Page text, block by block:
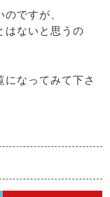
ですが、
はないと思うの
なってみて下さ